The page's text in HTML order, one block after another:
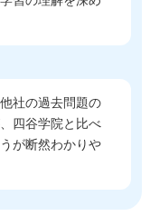
社の過去問題の
四谷学院と比べ
が断然わかりや